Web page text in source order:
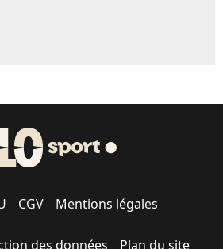
CGV Mentions légales
des données Plan du site